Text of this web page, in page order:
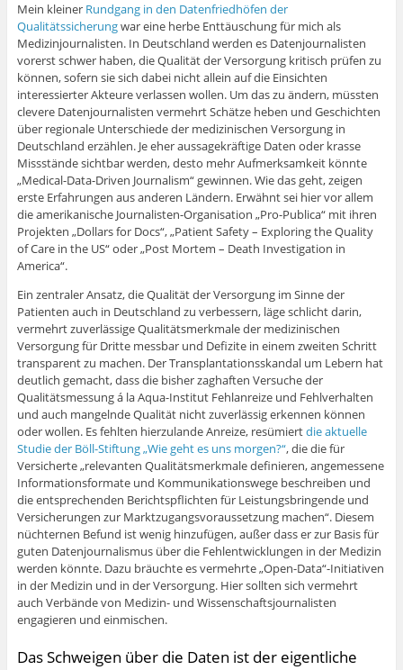
Mein kleiner Rundgang in den Datenfriedhöfen der
Qualitätssicherungwar eine herbe Enttäuschung für mich als
Medizinjournalisten. In Deutschland werden es Datenjournalisten
vorerst schwer haben, die Qualität der Versorgung kritisch prüfen zu
können, sofern sie sich dabei nicht allein auf die Einsichten
interessierter Akteure verlassen wollen. Um das zu ändern, müssten
clevere Datenjournalisten vermehrt Schätze heben und Geschichten
über regionale Unterschiede der medizinischen Versorgung in
Deutschland erzählen. Je eher aussagekräftige Daten oder krasse
Missstände sichtbar werden, desto mehr Aufmerksamkeit könnte
„Medical-Data-Driven Journalism“ gewinnen. Wie das geht, zeigen
erste Erfahrungen aus anderen Ländern. Erwähnt sei hier vor allem
die amerikanische Journalisten-Organisation „Pro-Publica“ mit ihren
Projekten „Dollars for Docs“, „Patient Safety – Exploring the Quality
of Care in the US“ oder „Post Mortem – Death Investigation in
America“.
Ein zentraler Ansatz, die Qualität der Versorgung im Sinne der
Patienten auch in Deutschland zu verbessern, läge schlicht darin,
vermehrt zuverlässige Qualitätsmerkmale der medizinischen
Versorgung für Dritte messbar und Defizite in einem zweiten Schritt
transparent zu machen. Der Transplantationsskandal um Lebern hat
deutlich gemacht, dass die bisher zaghaften Versuche der
Qualitätsmessung á la Aqua-Institut Fehlanreize und Fehlverhalten
und auch mangelnde Qualität nicht zuverlässig erkennen können
oder wollen. Es fehlten hierzulande Anreize, resümiertdie aktuelle
Studie der Böll-Stiftung „Wie geht es uns morgen?“, die die für
Versicherte „relevanten Qualitätsmerkmale definieren, angemessene
Informationsformate und Kommunikationswege beschreiben und
die entsprechenden Berichtspflichten für Leistungsbringende und
Versicherungen zur Marktzugangsvoraussetzung machen“. Diesem
nüchternen Befund ist wenig hinzufügen, außer dass er zur Basis für
guten Datenjournalismus über die Fehlentwicklungen in der Medizin
werden könnte. Dazu bräuchte es vermehrte „Open-Data“-Initiativen
in der Medizin und in der Versorgung. Hier sollten sich vermehrt
auch Verbände von Medizin- und Wissenschaftsjournalisten
engagieren und einmischen.
Das Schweigen über die Daten ist der eigentliche